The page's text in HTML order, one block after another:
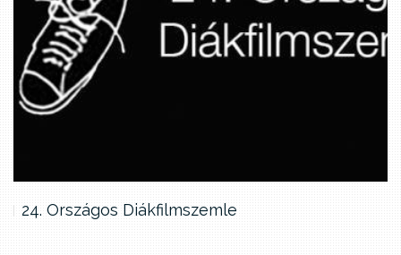
24. Országos Diákfilmszemle